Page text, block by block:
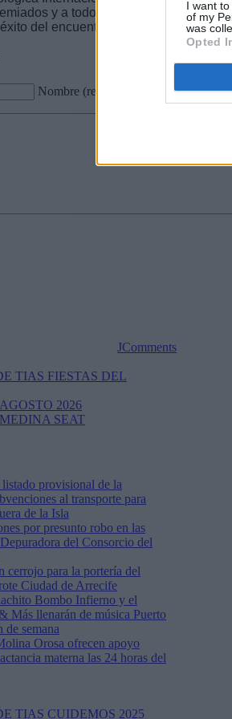
I want
of my
was
Opted
y a todos los participantes de
del encuentro.
Nombre (requerido)
JComments
provisional de la
al transporte para
de la Isla
por presunto robo en las
del Consorcio del
cerrojo para la portería del
Ciudad de Arrecife
Bombo Infierno y el
Más llenarán de música Puerto
de semana
Orosa ofrecen apoyo
materna las 24 horas del